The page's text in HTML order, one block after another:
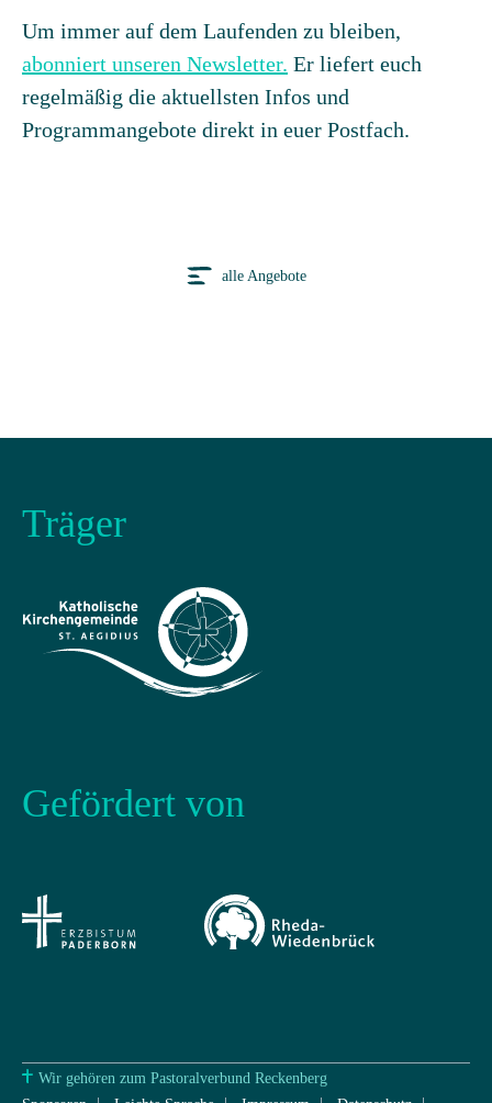
Um immer auf dem Laufenden zu bleiben,
abonniert unseren Newsletter. Er liefert euch
regelmäßig die aktuellsten Infos und
Programmangebote direkt in euer Postfach.
alle Angebote
Träger
Gefördert von
Wir gehören zum Pastoralverbund Reckenberg